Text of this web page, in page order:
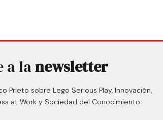
a lanewsletter
Prieto sobre Lego Serious Play, Innovación,
at Work y Sociedad del Conocimiento.